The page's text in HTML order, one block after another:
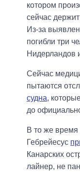
котором
сейчас
Из-за
погибли три
Нидерландов
Сейчас
пытаются
судна,
до
В то же
Гебрейесус
Канарских
лайнер, не